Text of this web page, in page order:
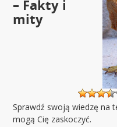
– Fakty i
mity
Sprawdź swoją wiedzę na
mogą Cię zaskoczyć.